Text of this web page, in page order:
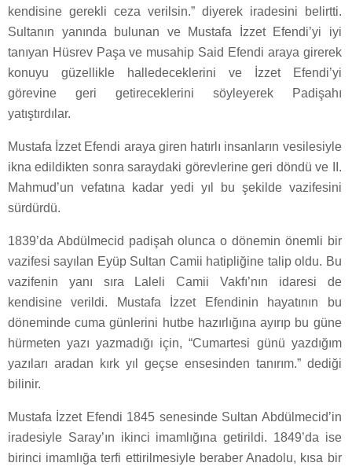
kendisine gerekli ceza verilsin.” diyerek iradesini belirtti.
Sultanın yanında bulunan ve Mustafa İzzet Efendi’yi iyi
tanıyan Hüsrev Paşa ve musahip Said Efendi araya girerek
konuyu güzellikle halledeceklerini ve İzzet Efendi’yi
görevine geri getireceklerini söyleyerek Padişahı
yatıştırdılar.
Mustafa İzzet Efendi araya giren hatırlı insanların vesilesiyle
ikna edildikten sonra saraydaki görevlerine geri döndü ve II.
Mahmud’un vefatına kadar yedi yıl bu şekilde vazifesini
sürdürdü.
1839’da Abdülmecid padişah olunca o dönemin önemli bir
vazifesi sayılan Eyüp Sultan Camii hatipliğine talip oldu. Bu
vazifenin yanı sıra Laleli Camii Vakfı’nın idaresi de
kendisine verildi. Mustafa İzzet Efendinin hayatının bu
döneminde cuma günlerini hutbe hazırlığına ayırıp bu güne
hürmeten yazı yazmadığı için, “Cumartesi günü yazdığım
yazıları aradan kırk yıl geçse ensesinden tanırım.” dediği
bilinir.
Mustafa İzzet Efendi 1845 senesinde Sultan Abdülmecid’in
iradesiyle Saray’ın ikinci imamlığına getirildi. 1849’da ise
birinci imamlığa terfi ettirilmesiyle beraber Anadolu, kısa bir